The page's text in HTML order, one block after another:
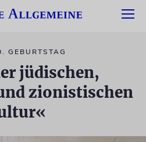
GEBURTSTAG
jüdischen,
zionistischen